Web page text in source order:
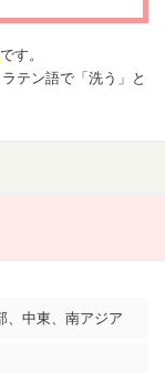
です。
テン語で「洗う」と
、中東、南アジア